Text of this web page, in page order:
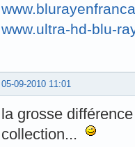
www.ultra-hd-blu-
05-09-2010 11:01
la grosse
collection...